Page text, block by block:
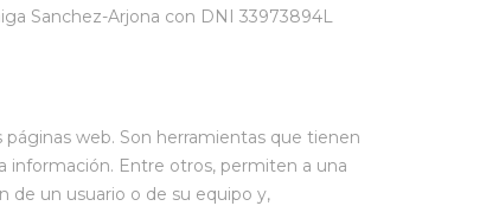
Sanchez-Arjona con DNI 33973894L
web. Son herramientas que tienen
información. Entre otros, permiten a una
de un usuario o de su equipo y,